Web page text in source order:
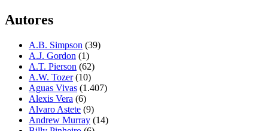
Autores
A.B. Simpson (39)
A.J. Gordon (1)
A.T. Pierson (62)
A.W. Tozer(10)
Aguas Vivas (1.407)
Alexis Vera (6)
Alvaro Astete (9)
Andrew Murray (14)